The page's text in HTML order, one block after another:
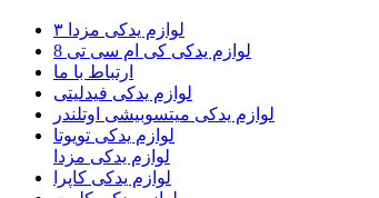
لوازم یدکی مزدا ۳
لوازم یدکی کی ام سی تی 8
ارتباط با ما
لوازم یدکی فیدلیتی
لوازم یدکی میتسوبیشی اوتلندر
لوازم یدکی تویوتا
لوازم یدکی مزدا
لوازم یدکی کاپرا